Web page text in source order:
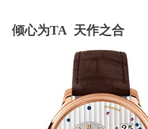
倾心为TA 天作之合